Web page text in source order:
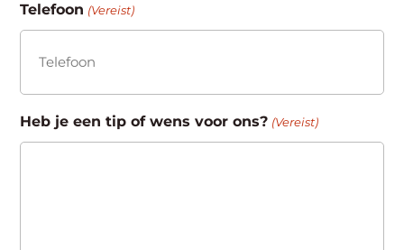
Telefoon (Vereist)
Heb je een tip of wens voor ons? (Vereist)